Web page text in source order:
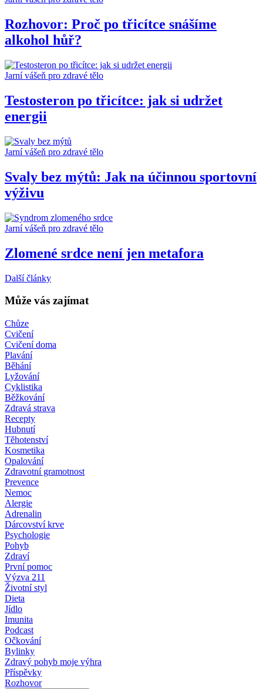
Rozhovor: Proč po třicítce snášíme
alkohol hůř?
Jarní vášeň pro zdravé tělo
Testosteron po třicítce: jak si udržet
energii
Jarní vášeň pro zdravé tělo
Svaly bez mýtů: Jak na účinnou sportovní
výživu
Jarní vášeň pro zdravé tělo
Zlomené srdce není jen metafora
Další články
Může vás zajímat
Chůze
Cvičení
Cvičení doma
Plavání
Běhání
Lyžování
Cyklistika
Běžkování
Zdravá strava
Recepty
Hubnutí
Těhotenství
Kosmetika
Opalování
Zdravotní gramotnost
Prevence
Nemoc
Alergie
Adrenalin
Dárcovství krve
Psychologie
Pohyb
Zdraví
První pomoc
Výzva 211
Životní styl
Dieta
Jídlo
Imunita
Podcast
Očkování
Bylinky
Zdravý pohyb moje výhra
Příspěvky
Rozhovor